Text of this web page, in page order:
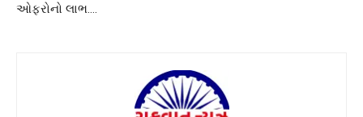
ઓફરોનો લાભ….